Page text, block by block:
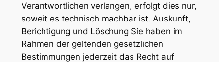
Verantwortlichen verlangen, erfolgt dies nur,
soweit es technisch machbar ist. Auskunft,
Berichtigung und Löschung Sie haben im
Rahmen der geltenden gesetzlichen
Bestimmungen jederzeit das Recht auf